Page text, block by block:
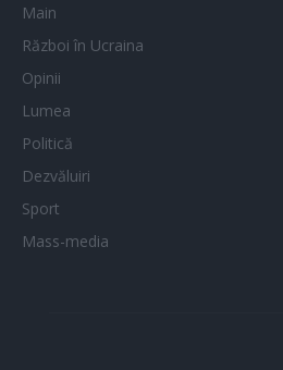
Main
Război în Ucraina
Opinii
Lumea
Politică
Dezvăluiri
Sport
Mass-media